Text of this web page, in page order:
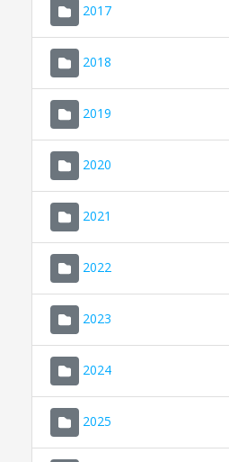
2017
2018
2019
2020
2021
2022
2023
2024
2025